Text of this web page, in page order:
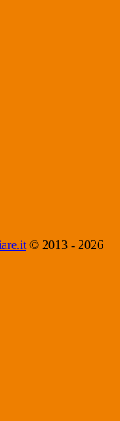
© 2013 - 2026